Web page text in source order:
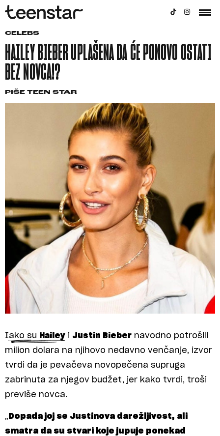
CELEBS
HAILEY BIEBER UPLAŠENA DA ĆE PONOVO OSTATI
BEZ NOVCA!?
PIŠE TEEN STAR
Iako su Hailey i Justin Bieber navodno potrošili
milion dolara na njihovo nedavno venčanje, izvor
tvrdi da je pevačeva novopečena supruga
zabrinuta za njegov budžet, jer kako tvrdi, troši
previše novca.
„ Dopada joj se Justinova darežljivost, ali
smatra da su stvari koje jupuje ponekad